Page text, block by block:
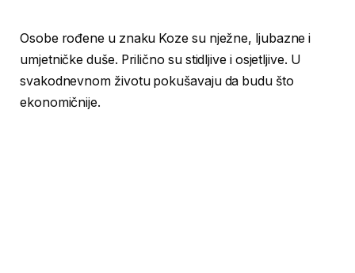
Osobe rođene u znaku Koze su nježne, ljubazne i
umjetničke duše. Prilično su stidljive i osjetljive. U
svakodnevnom životu pokušavaju da budu što
ekonomičnije.